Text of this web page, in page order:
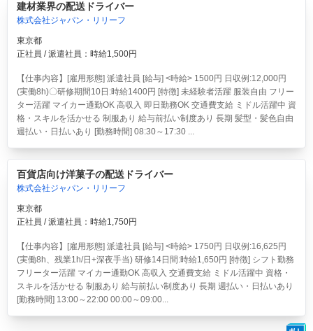
建材業界の配送ドライバー
株式会社ジャパン・リリーフ
東京都
正社員 / 派遣社員：時給1,500円
【仕事内容】[雇用形態] 派遣社員 [給与] <時給> 1500円 日収例:12,000円
(実働8h)〇研修期間10日:時給1400円 [特徴] 未経験者活躍 服装自由 フリー
ター活躍 マイカー通勤OK 高収入 即日勤務OK 交通費支給 ミドル活躍中 資
格・スキルを活かせる 制服あり 給与前払い制度あり 長期 髪型・髪色自由
週払い・日払いあり [勤務時間] 08:30～17:30 ...
百貨店向け洋菓子の配送ドライバー
株式会社ジャパン・リリーフ
東京都
正社員 / 派遣社員：時給1,750円
【仕事内容】[雇用形態] 派遣社員 [給与] <時給> 1750円 日収例:16,625円
(実働8h、残業1h/日+深夜手当) 研修14日間:時給1,650円 [特徴] シフト勤務
フリーター活躍 マイカー通勤OK 高収入 交通費支給 ミドル活躍中 資格・
スキルを活かせる 制服あり 給与前払い制度あり 長期 週払い・日払いあり
[勤務時間] 13:00～22:00 00:00～09:00...